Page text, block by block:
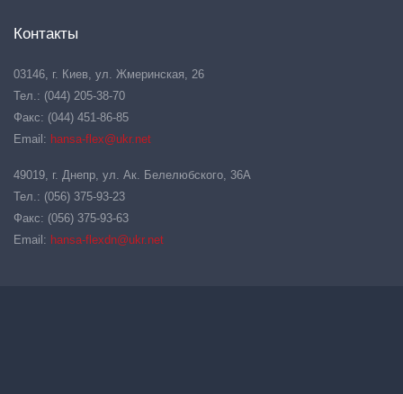
Контакты
03146, г. Киев, ул. Жмеринская, 26
Тел.: (044) 205-38-70
Факс: (044) 451-86-85
Email: hansa-flex@ukr.net
49019, г. Днепр, ул. Ак. Белелюбского, 36А
Тел.: (056) 375-93-23
Факс: (056) 375-93-63
Email: hansa-flexdn@ukr.net